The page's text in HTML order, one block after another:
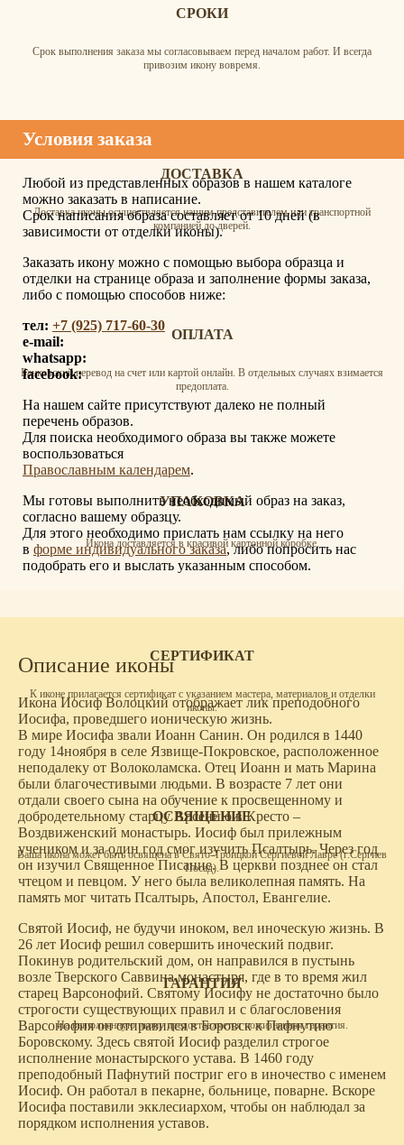
СРОКИ
Срок выполнения заказа мы согласовываем перед началом работ. И всегда
привозим икону вовремя.
ДОСТАВКА
Доставка иконы осуществляется нашим представителем или транспортной
компанией до дверей.
ОПЛАТА
Банковский перевод на счет или картой онлайн. В отдельных случаях взимается
предоплата.
УПАКОВКА
Икона доставляется в красивой картонной коробке.
СЕРТИФИКАТ
К иконе прилагается сертификат с указанием мастера, материалов и отделки
иконы.
ОСВЯЩЕНИЕ
Ваша икона может быть освящена в Свято-Троицкой Сергиевой Лавре (г.Сергиев
Посад).
ГАРАНТИЯ
На выполненную икону предоставляется пожизненная гарантия.
Условия заказа
Любой из представленных образов в нашем каталоге
можно заказать в написание.
Срок написания образа составляет от 10 дней (в
зависимости от отделки иконы).
Заказать икону можно с помощью выбора образца и
отделки на странице образа и заполнение формы заказа,
либо с помощью способов ниже:
тел: +7 (925) 717-60-30
e-mail:
whatsapp:
facebook:
На нашем сайте присутствуют далеко не полный
перечень образов.
Для поиска необходимого образа вы также можете
воспользоваться
Православным календарем.
Мы готовы выполнить необходимый образ на заказ,
согласно вашему образцу.
Для этого необходимо прислать нам ссылку на него
в форме индивидуального заказа, либо попросить нас
подобрать его и выслать указанным способом.
Описание иконы
Икона Иосиф Волоцкий отображает лик преподобного
Иосифа, проведшего ионическую жизнь.
В мире Иосифа звали Иоанн Санин. Он родился в 1440
году 14ноября в селе Язвище-Покровское, расположенное
неподалеку от Волоколамска. Отец Иоанн и мать Марина
были благочестивыми людьми. В возрасте 7 лет они
отдали своего сына на обучение к просвещенному и
добродетельному старцу Арсению в Кресто –
Воздвиженский монастырь. Иосиф был прилежным
учеником и за один год смог изучить Псалтырь. Через год
он изучил Священное Писание. В церкви позднее он стал
чтецом и певцом. У него была великолепная память. На
память мог читать Псалтырь, Апостол, Евангелие.
Святой Иосиф, не будучи иноком, вел иноческую жизнь. В
26 лет Иосиф решил совершить иноческий подвиг.
Покинув родительский дом, он направился в пустынь
возле Тверского Саввина монастыря, где в то время жил
старец Варсонофий. Святому Иосифу не достаточно было
строгости существующих правил и с благословения
Варсонофия он отправился в Боровск к Пафнутию
Боровскому. Здесь святой Иосиф разделил строгое
исполнение монастырского устава. В 1460 году
преподобный Пафнутий постриг его в иночество с именем
Иосиф. Он работал в пекарне, больнице, поварне. Вскоре
Иосифа поставили экклесиархом, чтобы он наблюдал за
порядком исполнения уставов.